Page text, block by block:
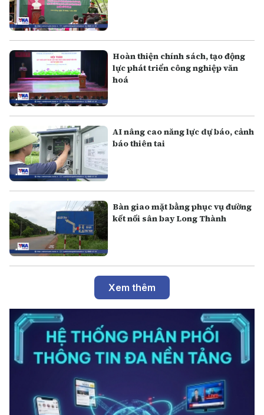
Hoàn thiện chính sách, tạo động
lực phát triển công nghiệp văn
hoá
AI nâng cao năng lực dự báo, cảnh
báo thiên tai
Bàn giao mặt bằng phục vụ đường
kết nối sân bay Long Thành
Xem thêm